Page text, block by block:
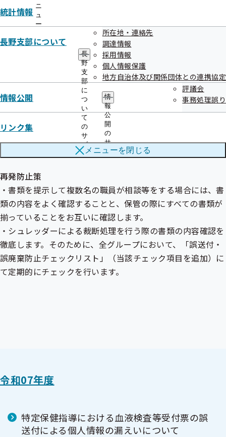
ニ
ュ
ー
統計情報
長野支部について
長
野
支
部
に
つ
い
て
の
サ
ブ
メ
所在地・連絡先
調達情報
採用情報
個人情報保護
地方自治体及び関係団体との連携協定
情報公開
情
報
公
開
の
サ
ブ
メ
ー
評議会
事務処理誤り
リンク集
メニューを閉じる
判明日
令和07年09月25日
担当者Aが問診票の処理をしようとして紛失に気が付きまし
た。
加入者宅を訪問し、事情説明と謝罪を行い、あらためて問診
票を記入していただきました。
再発防止策
・書類を提示して複数名の職員が相談等をする場合には、書
類の内容をよく確認することと、保管の際にすべての書類が
揃っていることをお互いに確認します。
・シュレッダーによる裁断処理を行う際の書類の内容確認を
徹底します。そのために、全グループにおいて、「誤送付・
誤廃棄防止チェックリスト」（当該チェック項目を追加）に
て定期的にチェックを行います。
令和07年度
特定保健指導における血液検査等受付票の誤
送付による個人情報の漏えいについて